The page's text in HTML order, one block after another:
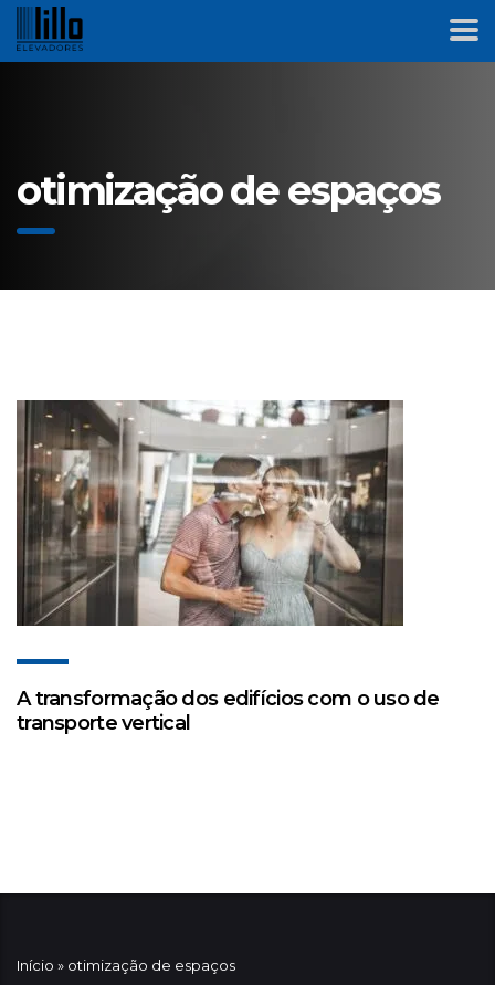
otimização de espaços
A transformação dos edifícios com o uso de
transporte vertical
Início » otimização de espaços